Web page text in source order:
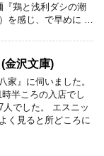
『鶏と浅利ダシの潮
を感じ、で早めに …
金沢文庫)
家』に伺いました。
半ころの入店でし
でした。 エスニッ
く見ると所どころに